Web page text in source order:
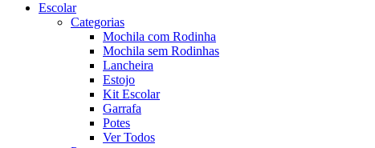
Escolar
Categorias
Mochila com Rodinha
Mochila sem Rodinhas
Lancheira
Estojo
Kit Escolar
Garrafa
Potes
Ver Todos